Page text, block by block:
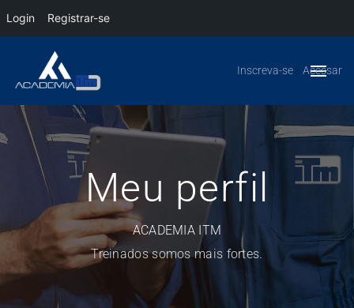
Login Registrar-se
Inscreva-se / Acessar
Meu perfil
ACADEMIA ITM
Treinados somos mais fortes.